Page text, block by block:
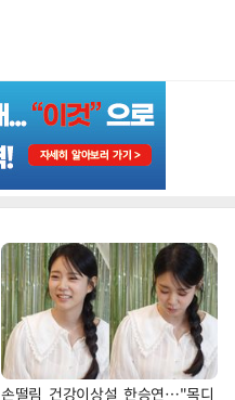
손떨림 건강이상설 한승연…"목디